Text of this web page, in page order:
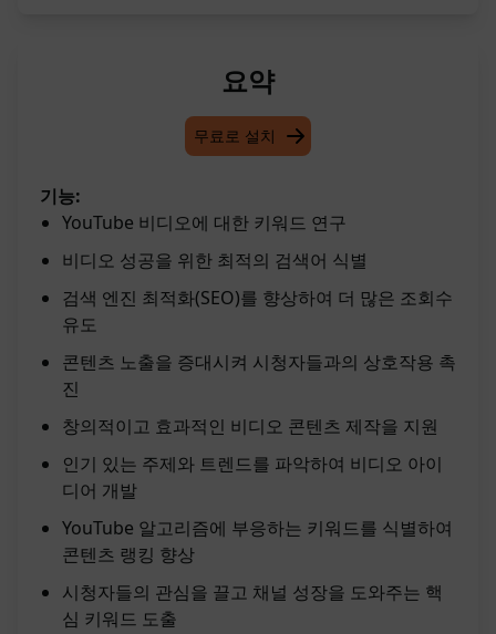
요약
무료로 설치
기능:
YouTube 비디오에 대한 키워드 연구
비디오 성공을 위한 최적의 검색어 식별
검색 엔진 최적화(SEO)를 향상하여 더 많은 조회수
유도
콘텐츠 노출을 증대시켜 시청자들과의 상호작용 촉
진
창의적이고 효과적인 비디오 콘텐츠 제작을 지원
인기 있는 주제와 트렌드를 파악하여 비디오 아이
디어 개발
YouTube 알고리즘에 부응하는 키워드를 식별하여
콘텐츠 랭킹 향상
시청자들의 관심을 끌고 채널 성장을 도와주는 핵
심 키워드 도출